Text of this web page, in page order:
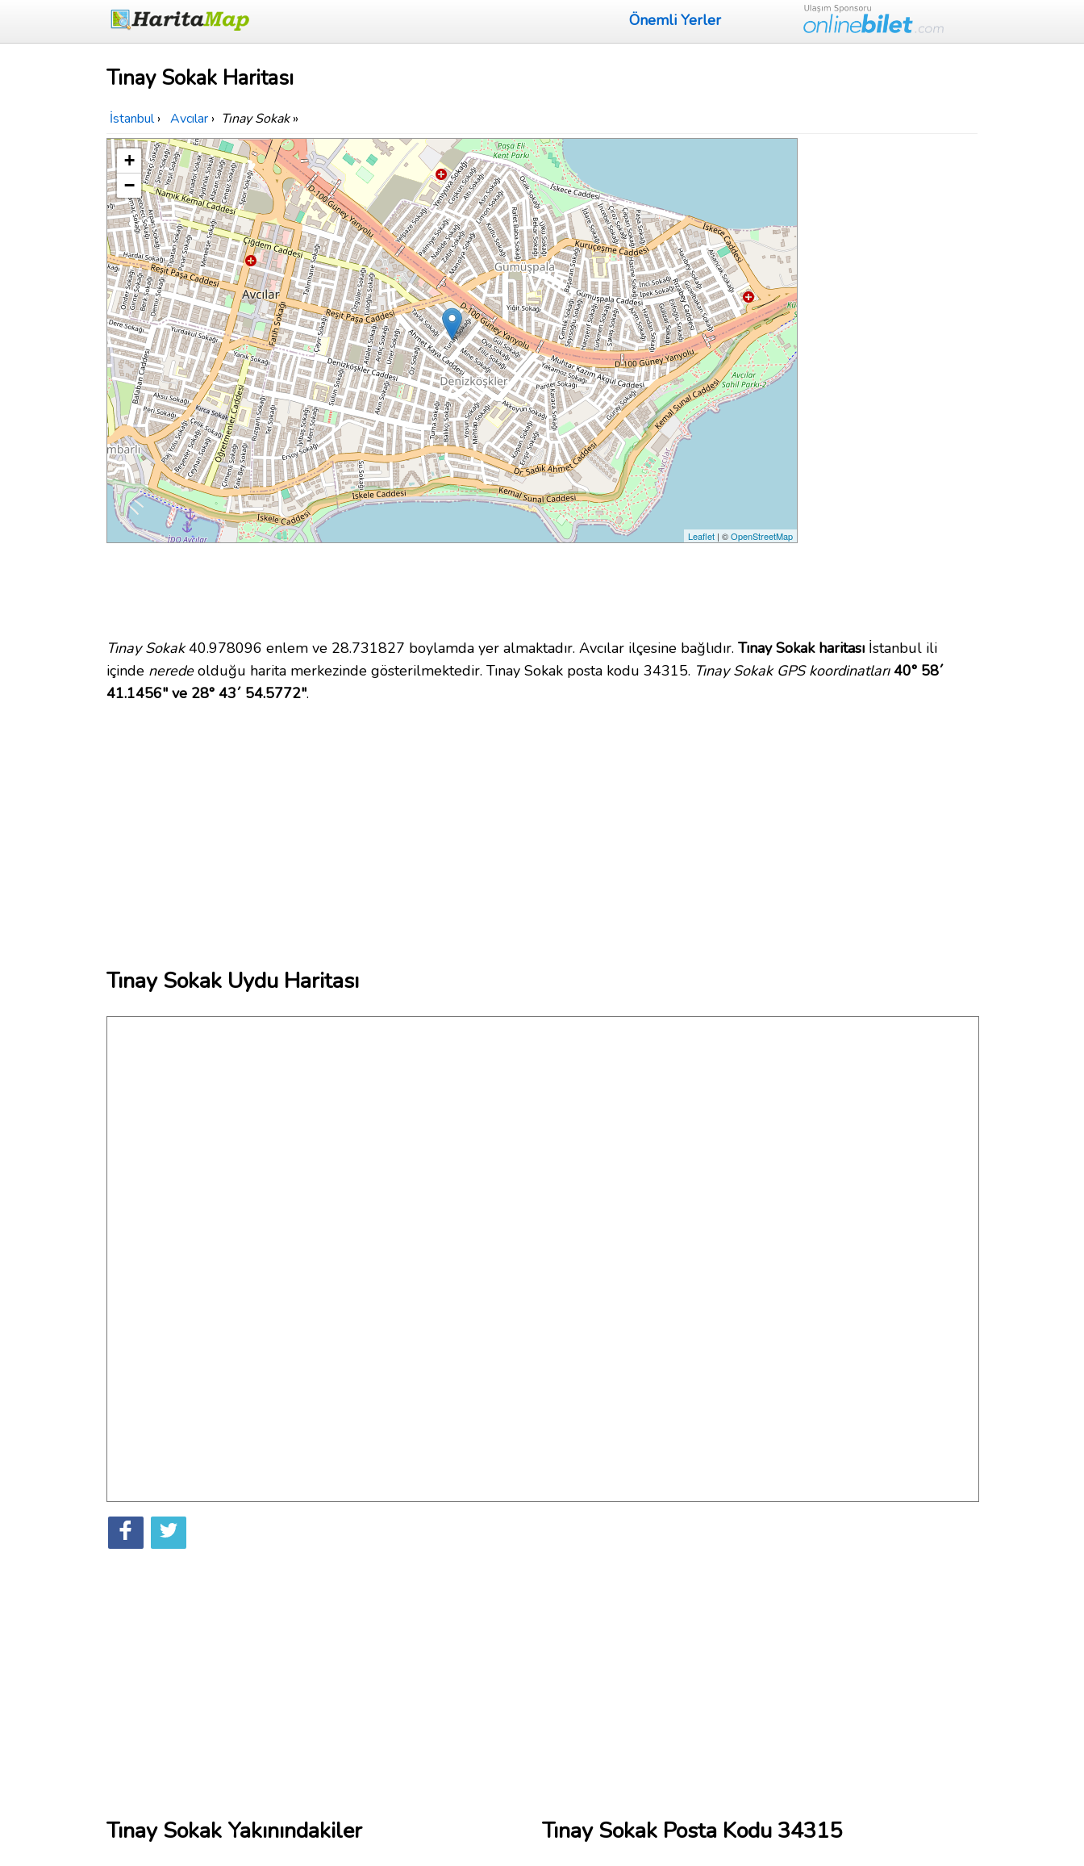
Önemli Yerler
Tınay Sokak Haritası
İstanbul › Avcılar › Tınay Sokak»
+
−
Leaflet | ©OpenStreetMap
Tınay Sokak40.978096 enlem ve 28.731827 boylamda yer almaktadır. Avcılar ilçesine bağlıdır. Tınay Sokak haritası İstanbul ili
içinde neredeolduğu harita merkezinde gösterilmektedir. Tınay Sokak posta kodu 34315. Tınay Sokak GPS koordinatları 40° 58´
41.1456" ve 28° 43´ 54.5772".
Tınay Sokak Uydu Haritası
Tınay Sokak Yakınındakiler Tınay Sokak Posta Kodu 34315